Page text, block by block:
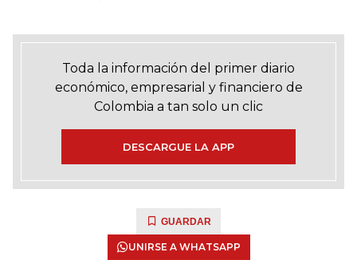
Toda la información del primer diario
económico, empresarial y financiero de
Colombia a tan solo un clic
DESCARGUE LA APP
GUARDAR
UNIRSE A WHATSAPP